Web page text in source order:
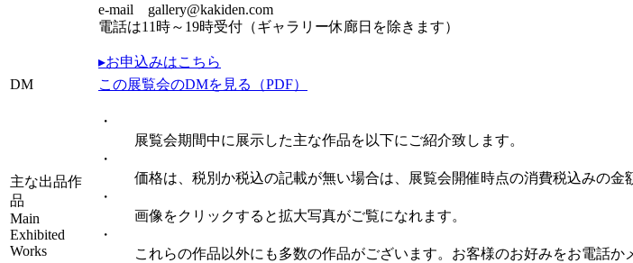
e-mail gallery@kakiden.com
電話は11時～19時受付（ギャラリー休廊日を除きます）
▸お申込みはこちら
DM
この展覧会のDMを見る（PDF）
主な出品作
品
Main
Exhibited
Works
・
展覧会期間中に展示した主な作品を以下にご紹介致します。
・
価格は、税別か税込の記載が無い場合は、展覧会開催時点の消費税込みの金
・
画像をクリックすると拡大写真がご覧になれます。
・
これらの作品以外にも多数の作品がございます。お客様のお好みをお電話